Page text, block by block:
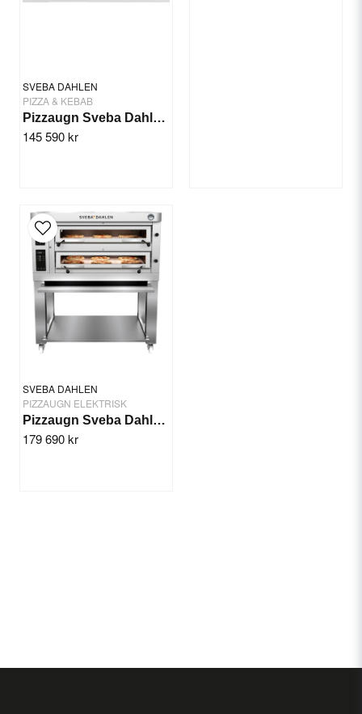
SVEBA DAHLEN
PIZZA & KEBAB
Pizzaugn Sveba Dahlen P802 - 2 däck
145 590 kr
SVEBA DAHLEN
PIZZAUGN ELEKTRISK
Pizzaugn Sveba Dahlen P-602 High Temp
179 690 kr